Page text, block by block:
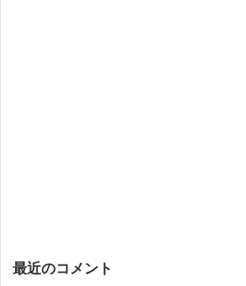
最近のコメント